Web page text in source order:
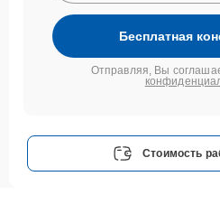
Бесплатная
Отправляя, Вы
Стоимость